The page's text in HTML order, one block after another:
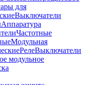
для
Выключатели
Аппаратура
Частотные
Модульная
РелеВыключатели
модульное